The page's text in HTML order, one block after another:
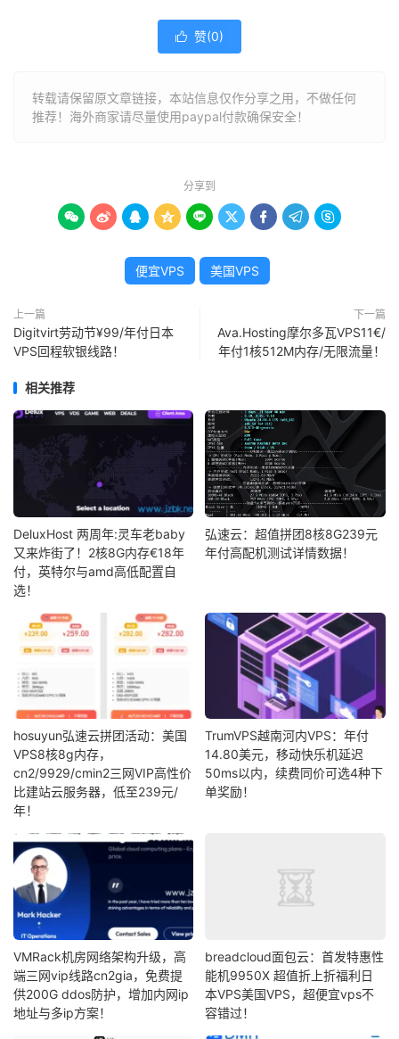
 赞(0)
转载请保留原文章链接，本站信息仅作分享之用，不做任何
推荐！海外商家请尽量使用paypal付款确保安全！
分享到
        
便宜VPS 美国VPS
上一篇
Digitvirt劳动节¥99/年付日本
VPS回程软银线路！
下一篇
Ava.Hosting摩尔多瓦VPS11€/
年付1核512M内存/无限流量！
相关推荐
DeluxHost 两周年:灵车老baby
又来炸街了！2核8G内存€18年
付，英特尔与amd高低配置自
选！
弘速云：超值拼团8核8G239元
年付高配机测试详情数据！
hosuyun弘速云拼团活动：美国
VPS8核8g内存，
cn2/9929/cmin2三网VIP高性价
比建站云服务器，低至239元/
年！
TrumVPS越南河内VPS：年付
14.80美元，移动快乐机延迟
50ms以内，续费同价可选4种下
单奖励！
VMRack机房网络架构升级，高
端三网vip线路cn2gia，免费提
供200G ddos防护，增加内网ip
地址与多ip方案！
breadcloud面包云：首发特惠性
能机9950X 超值折上折福利日
本VPS美国VPS，超便宜vps不
容错过！